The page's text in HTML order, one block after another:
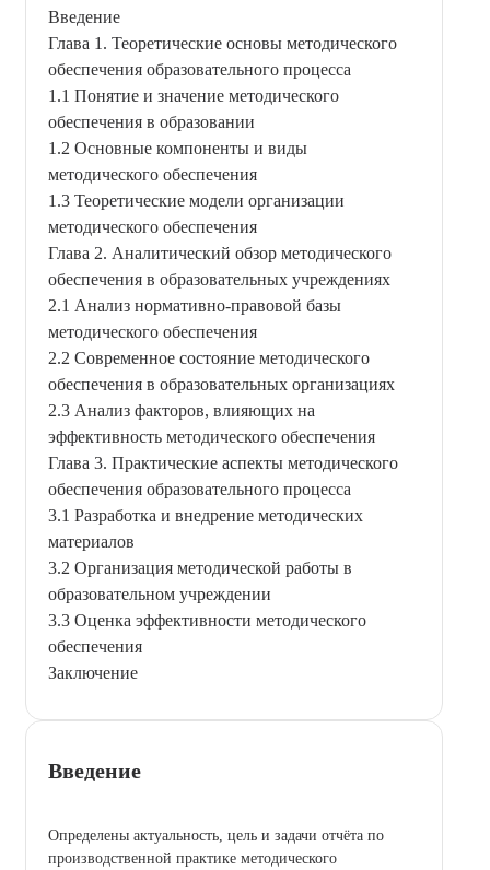
Введение
Глава 1. Теоретические основы методического
обеспечения образовательного процесса
1.1 Понятие и значение методического
обеспечения в образовании
1.2 Основные компоненты и виды
методического обеспечения
1.3 Теоретические модели организации
методического обеспечения
Глава 2. Аналитический обзор методического
обеспечения в образовательных учреждениях
2.1 Анализ нормативно-правовой базы
методического обеспечения
2.2 Современное состояние методического
обеспечения в образовательных организациях
2.3 Анализ факторов, влияющих на
эффективность методического обеспечения
Глава 3. Практические аспекты методического
обеспечения образовательного процесса
3.1 Разработка и внедрение методических
материалов
3.2 Организация методической работы в
образовательном учреждении
3.3 Оценка эффективности методического
обеспечения
Заключение
Введение
Определены актуальность, цель и задачи отчёта по
производственной практике методического